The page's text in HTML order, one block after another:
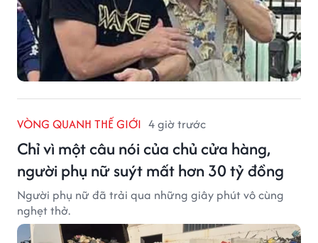
VÒNG QUANH THẾ GIỚI 4 giờ trước
Chỉ vì một câu nói của chủ cửa hàng,
người phụ nữ suýt mất hơn 30 tỷ đồng
Người phụ nữ đã trải qua những giây phút vô cùng
nghẹt thở.